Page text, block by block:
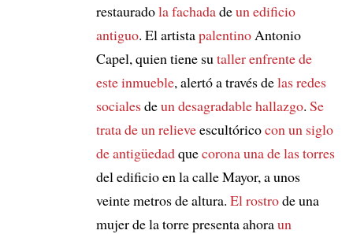
restauradola fachadadeun edificio
antiguo. El artistapalentinoAntonio
Capel, quien tiene su tallerenfrente de
este inmueble, alertó a través delas redes
socialesdeun desagradable hallazgo. Se
trata deun relieveescultóricocon un siglo
de antigüedadquecorona una de las torres
del edificio en la calle Mayor, a unos
veinte metros de altura. El rostrode una
mujer de la torre presenta ahoraun